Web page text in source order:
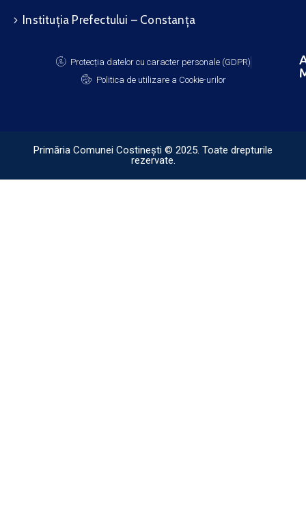
Instituția Prefectului – Constanța
Protecția datelor cu caracter personale (GDPR)
Politica de utilizare a Cookie-urilor
Primăria Comunei Costinești © 2025. Toate drepturile
rezervate.